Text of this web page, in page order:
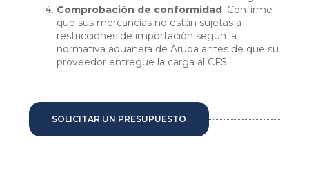
Comprobación de conformidad: Confirme
que sus mercancías no están sujetas a
restricciones de importación según la
normativa aduanera de Aruba antes de que su
proveedor entregue la carga al CFS.
SOLICITAR UN PRESUPUESTO